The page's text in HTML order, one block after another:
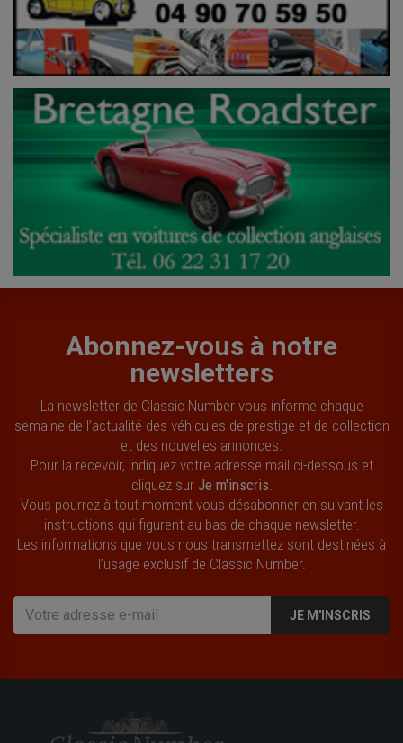
Abonnez-vous à notre
newsletters
La newsletter de Classic Number vous informe chaque
semaine de l’actualité des véhicules de prestige et de collection
et des nouvelles annonces.
Pour la recevoir, indiquez votre adresse mail ci-dessous et
cliquez sur Je m'inscris
Vous pourrez à tout moment vous désabonner en suivant les
instructions qui figurent au bas de chaque newsletter.
Les informations que vous nous transmettez sont destinées à
l’usage exclusif de Classic Number.
JE M'INSCRIS